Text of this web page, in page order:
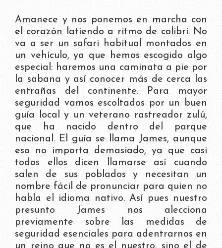
Amanece y nos ponemos en marcha con
el corazón latiendo a ritmo de colibrí. No
va a ser un safari habitual montados en
un vehículo, ya que hemos escogido algo
especial: haremos una caminata a pie por
la sabana y así conocer más de cerca las
entrañas del continente. Para mayor
seguridad vamos escoltados por un buen
guía local y un veterano rastreador zulú,
que ha nacido dentro del parque
nacional. El guía se llama James, aunque
eso no importa demasiado, ya que casi
todos ellos dicen llamarse así cuando
salen de sus poblados y necesitan un
nombre fácil de pronunciar para quien no
habla el idioma nativo. Así pues nuestro
presunto James nos alecciona
previamente sobre las medidas de
seguridad esenciales para adentrarnos en